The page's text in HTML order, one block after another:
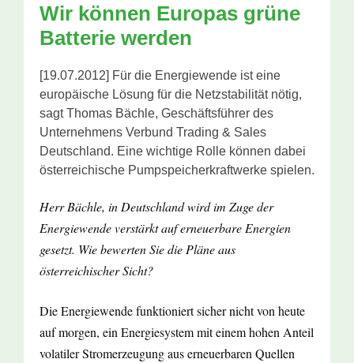
Wir können Europas grüne
Batterie werden
[19.07.2012] Für die Energiewende ist eine
europäische Lösung für die Netzstabilität nötig,
sagt Thomas Bächle, Geschäftsführer des
Unternehmens Verbund Trading & Sales
Deutschland. Eine wichtige Rolle können dabei
österreichische Pumpspeicherkraftwerke spielen.
Herr Bächle, in Deutschland wird im Zuge der
Energiewende verstärkt auf erneuerbare Energien
gesetzt. Wie bewerten Sie die Pläne aus
österreichischer Sicht?
Die Energiewende funktioniert sicher nicht von heute
auf morgen, ein Energiesystem mit einem hohen Anteil
volatiler Stromerzeugung aus erneuerbaren Quellen